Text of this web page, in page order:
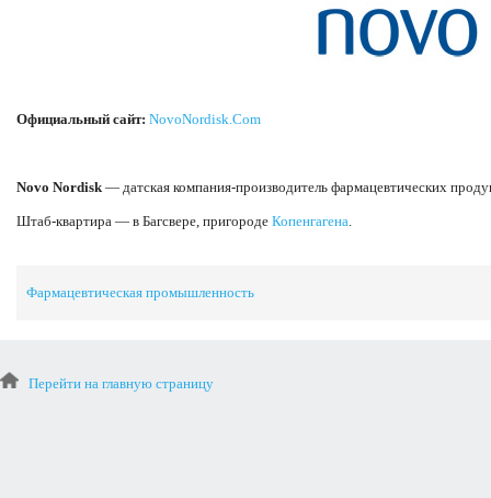
Официальный сайт: NovoNordisk.Com
Novo Nordisk — датская компания-производитель фармацевтических
Штаб-квартира — в Багсвере, пригороде Копенгагена.
Фармацевтическая промышленность
Перейти на главную страницу